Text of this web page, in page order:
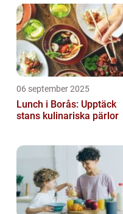
06 september 2025
Lunch i Borås: Upptäck
stans kulinariska pärlor